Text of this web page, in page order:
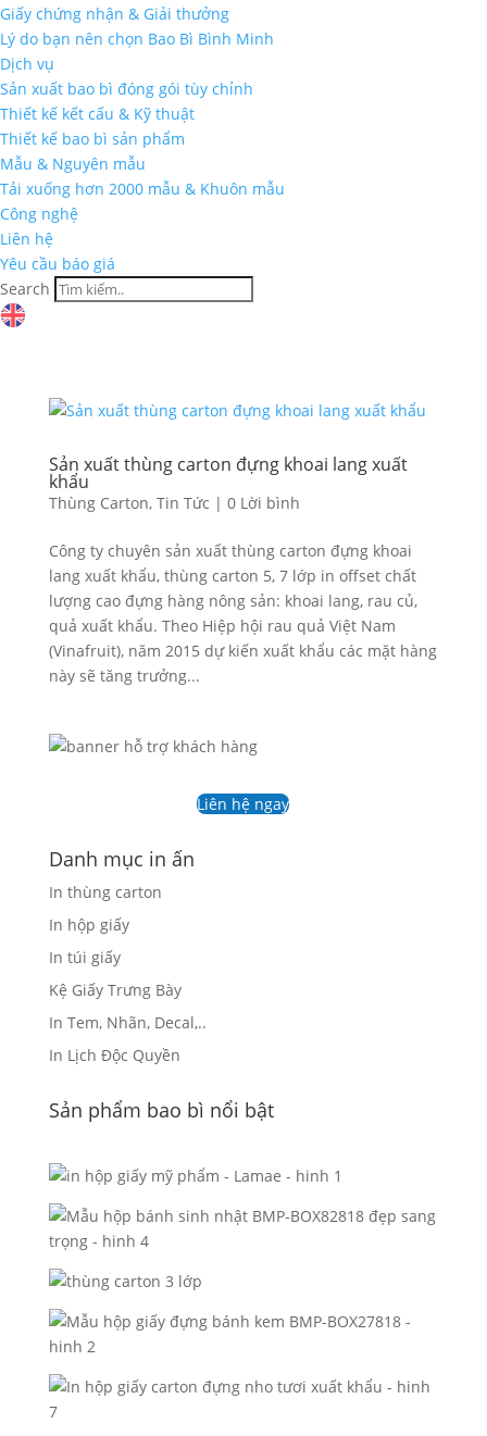
Giấy chứng nhận & Giải thưởng
Lý do bạn nên chọn Bao Bì Bình Minh
Dịch vụ
Sản xuất bao bì đóng gói tùy chỉnh
Thiết kế kết cấu & Kỹ thuật
Thiết kế bao bì sản phẩm
Mẫu & Nguyên mẫu
Tải xuống hơn 2000 mẫu & Khuôn mẫu
Công nghệ
Liên hệ
Yêu cầu báo giá
Search
Sản xuất thùng carton đựng khoai lang xuất
khẩu
Thùng Carton, Tin Tức | 0 Lời bình
Công ty chuyên sản xuất thùng carton đựng khoai
lang xuất khẩu, thùng carton 5, 7 lớp in offset chất
lượng cao đựng hàng nông sản: khoai lang, rau củ,
quả xuất khẩu. Theo Hiệp hội rau quả Việt Nam
(Vinafruit), năm 2015 dự kiến xuất khẩu các mặt hàng
này sẽ tăng trưởng...
Liên hệ ngay
Danh mục in ấn
In thùng carton
In hộp giấy
In túi giấy
Kệ Giấy Trưng Bày
In Tem, Nhãn, Decal,..
In Lịch Độc Quyền
Sản phẩm bao bì nổi bật